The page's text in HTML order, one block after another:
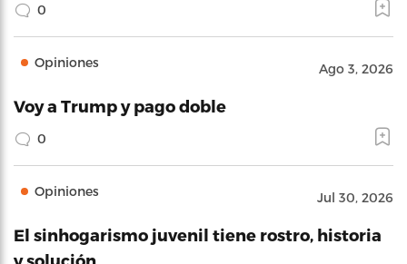
0
Opiniones Ago 3, 2026
Voy a Trump y pago doble
0
Opiniones Jul 30, 2026
El sinhogarismo juvenil tiene rostro, historia
y solución